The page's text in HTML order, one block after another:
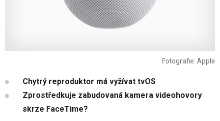
Fotografie: Apple
Chytrý reproduktor má vyžívat tvOS
Zprostředkuje zabudovaná kamera videohovory
skrze FaceTime?